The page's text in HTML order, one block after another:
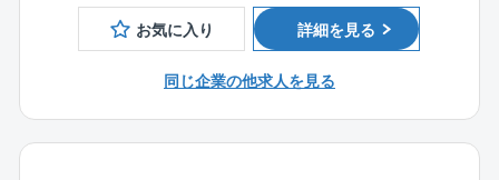
するための修繕計画を作成します。
■設備点検の確認：関係業者による設備点検等の結果を
確認し、工事の必要性を検討。
任技術者などの資格をお持ちの方
お気に入り 詳細を見る
同じ企業の他求人を見る